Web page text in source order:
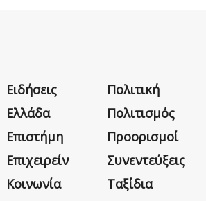
Ειδήσεις
Ελλάδα
Επιστήμη
Επιχειρείν
Κοινωνία
Πολιτική
Πολιτισμός
Προορισμοί
Συνεντεύξεις
Ταξίδια